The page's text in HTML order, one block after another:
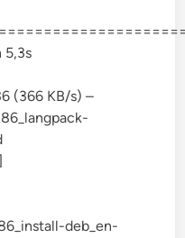
5,3s
(366 KB/s) –
deb_en-